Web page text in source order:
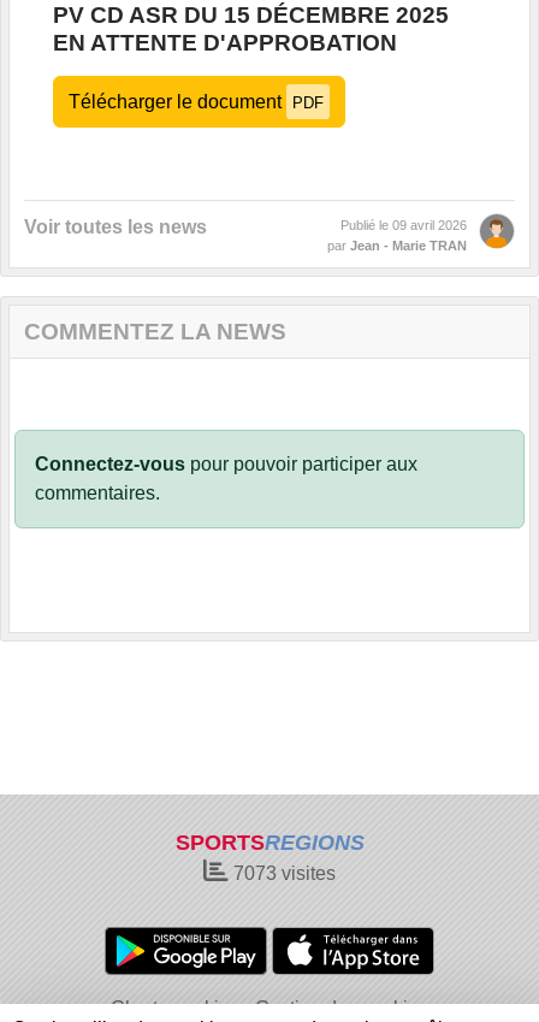
PV CD ASR DU 15 DÉCEMBRE 2025
EN ATTENTE D'APPROBATION
Télécharger le document PDF
Voir toutes les news Publié le 09 avril 2026
par Jean - Marie TRAN
COMMENTEZ LA NEWS
Connectez-vous pour pouvoir participer aux
commentaires.
SPORTSREGIONS
7073 visites
Charte cookies Gestion des cookies